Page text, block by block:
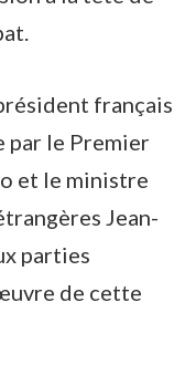
français
par le Premier
et le ministre
Jean-
parties
de cette